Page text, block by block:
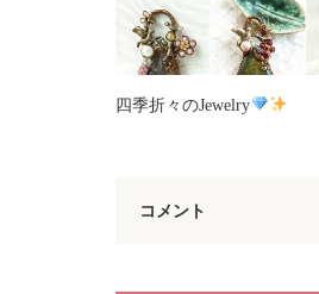
四季折々のJewelry
コメント